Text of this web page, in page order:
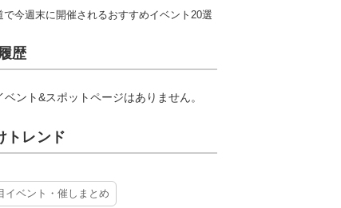
で今週末に開催されるおすすめイベント20選
歴
ベント&スポットページはありません。
トレンド
イベント・催しまとめ